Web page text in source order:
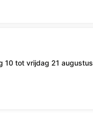
10 tot vrijdag 21 augustus